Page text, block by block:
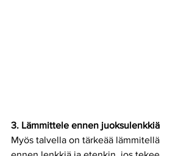
3. Lämmittele ennen juoksulenkkiä
Myös talvella on tärkeää lämmitellä